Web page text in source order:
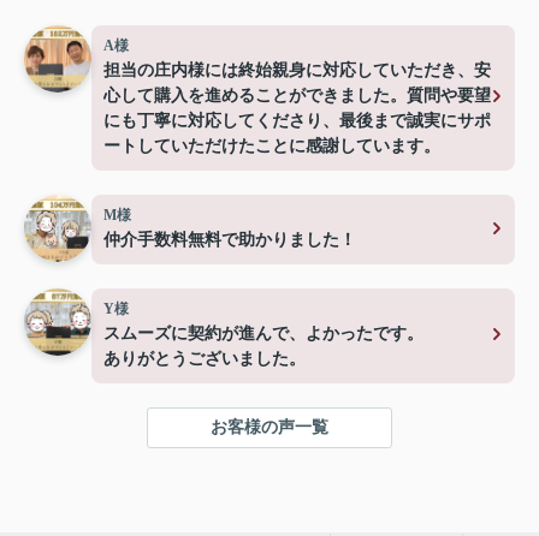
A様
担当の庄内様には終始親身に対応していただき、安
心して購入を進めることができました。質問や要望
にも丁寧に対応してくださり、最後まで誠実にサポ
ートしていただけたことに感謝しています。
M様
仲介手数料無料で助かりました！
Y様
スムーズに契約が進んで、よかったです。
ありがとうございました。
お客様の声一覧